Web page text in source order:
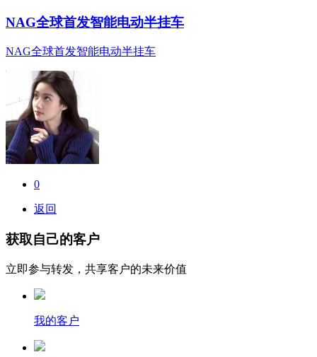
NAG全球首发智能电动半挂车
NAG全球首发智能电动半挂车
0
返回
获取自己的客户
立即参与转发，共享客户的未来价值
我的客户